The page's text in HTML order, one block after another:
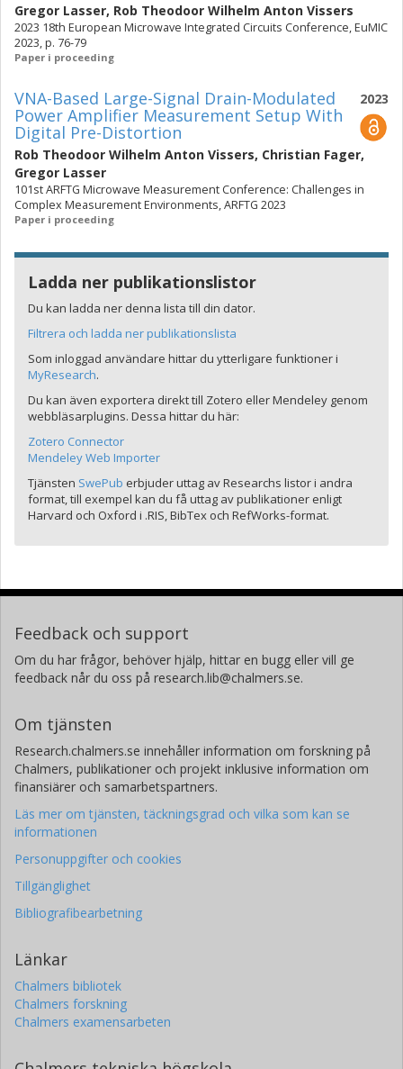
Gregor Lasser, Rob Theodoor Wilhelm Anton Vissers
2023 18th European Microwave Integrated Circuits Conference, EuMIC
2023, p. 76-79
Paper i proceeding
2023
VNA-Based Large-Signal Drain-Modulated
Power Amplifier Measurement Setup With
Digital Pre-Distortion
Rob Theodoor Wilhelm Anton Vissers, Christian Fager,
Gregor Lasser
101st ARFTG Microwave Measurement Conference: Challenges in
Complex Measurement Environments, ARFTG 2023
Paper i proceeding
Ladda ner publikationslistor
Du kan ladda ner denna lista till din dator.
Filtrera och ladda ner publikationslista
Som inloggad användare hittar du ytterligare funktioner i
MyResearch.
Du kan även exportera direkt till Zotero eller Mendeley genom
webbläsarplugins. Dessa hittar du här:
Zotero Connector
Mendeley Web Importer
Tjänsten SwePub erbjuder uttag av Researchs listor i andra
format, till exempel kan du få uttag av publikationer enligt
Harvard och Oxford i .RIS, BibTex och RefWorks-format.
Feedback och support
Om du har frågor, behöver hjälp, hittar en bugg eller vill ge
feedback når du oss på research.lib@chalmers.se.
Om tjänsten
Research.chalmers.se innehåller information om forskning på
Chalmers, publikationer och projekt inklusive information om
finansiärer och samarbetspartners.
Läs mer om tjänsten, täckningsgrad och vilka som kan se
informationen
Personuppgifter och cookies
Tillgänglighet
Bibliografibearbetning
Länkar
Chalmers bibliotek
Chalmers forskning
Chalmers examensarbeten